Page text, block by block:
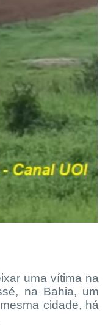
uma vítima na
na Bahia, um
cidade, há